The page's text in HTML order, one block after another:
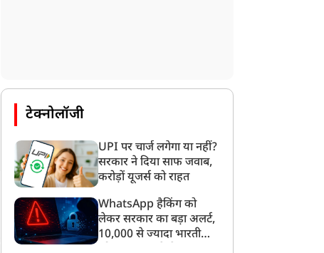
टेक्नोलॉजी
UPI पर चार्ज लगेगा या नहीं?
सरकार ने दिया साफ जवाब,
करोड़ों यूजर्स को राहत
WhatsApp हैकिंग को
लेकर सरकार का बड़ा अलर्ट,
10,000 से ज्यादा भारतीयों